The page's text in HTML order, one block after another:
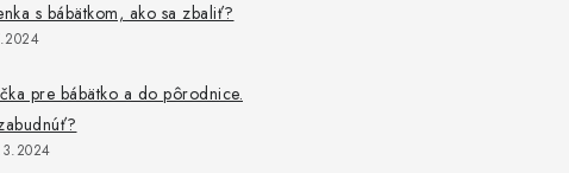
s bábätkom, ako sa zbaliť?
pre bábätko a do pôrodnice.